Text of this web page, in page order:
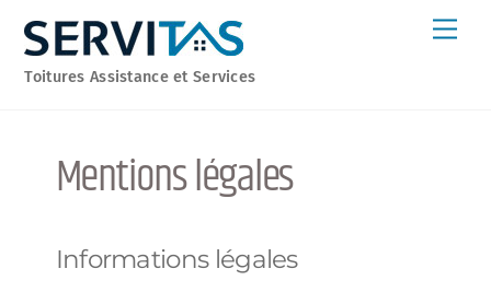
content
Toitures Assistance et Services
Mentions légales
Informations légales